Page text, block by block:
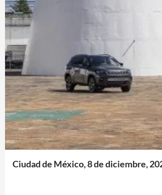
Ciudad de México, 8 de diciembre,